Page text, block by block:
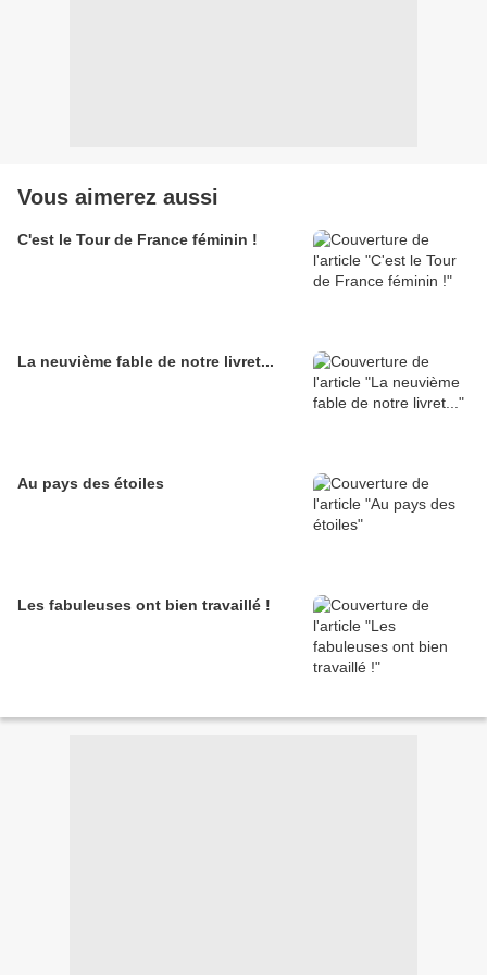
Vous aimerez aussi
C'est le Tour de France féminin !
La neuvième fable de notre livret...
Au pays des étoiles
Les fabuleuses ont bien travaillé !